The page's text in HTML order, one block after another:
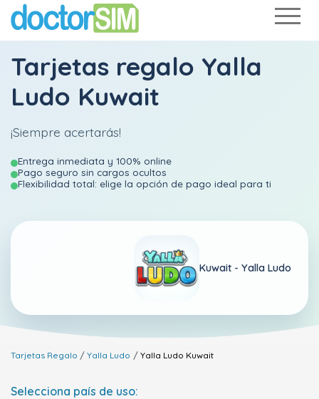
Tarjetas regalo Yalla
Ludo Kuwait
¡Siempre acertarás!
Entrega inmediata y 100% online
Pago seguro sin cargos ocultos
Flexibilidad total: elige la opción de pago ideal para ti
Kuwait - Yalla Ludo
Tarjetas Regalo Yalla Ludo Yalla Ludo Kuwait
Selecciona país de uso: